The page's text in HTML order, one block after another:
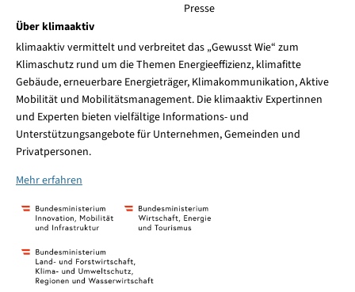
Presse
Über klimaaktiv
klimaaktiv vermittelt und verbreitet das „Gewusst Wie“ zum
Klimaschutz rund um die Themen Energieeffizienz, klimafitte
Gebäude, erneuerbare Energieträger, Klimakommunikation, Aktive
Mobilität und Mobilitätsmanagement. Die klimaaktiv Expertinnen
und Experten bieten vielfältige Informations- und
Unterstützungsangebote für Unternehmen, Gemeinden und
Privatpersonen.
Mehr erfahren